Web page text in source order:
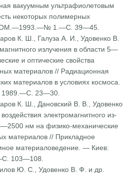
вакуумным ультрафиолетовым
некоторых полимерных
1.—С. 39—45.
К. Ш., Галуза А. И., Удовенко В.
излучения в области 5—
и оптические свойства
материалов // Радиационная
материалов в условиях космоса.
23—30.
К. Ш., Дановский В. В., Удовен­ко
электромагнитного из­
нм на физико-механические
материалов // Прикладное
материаловедение. — Киев:
103—108.
Ю. С., Удовенко В. Ф. и др.